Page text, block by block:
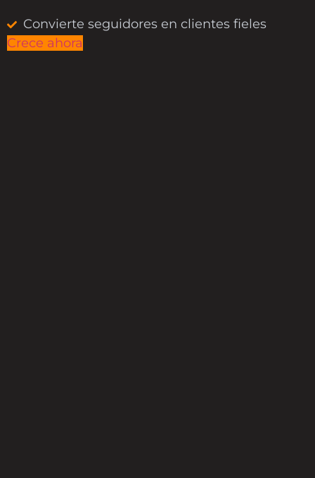
Convierte seguidores en clientes fieles
Crece ahora